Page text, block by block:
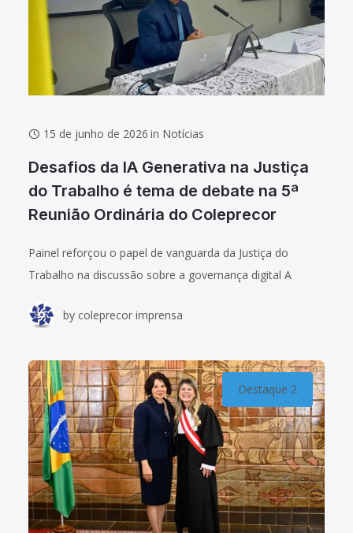
15 de junho de 2026 in Notícias
Desafios da IA Generativa na Justiça
do Trabalho é tema de debate na 5ª
Reunião Ordinária do Coleprecor
Painel reforçou o papel de vanguarda da Justiça do
Trabalho na discussão sobre a governança digital A
ecossistema jurídico foi pauta na 5ª
by coleprecor imprensa
Destaque 2